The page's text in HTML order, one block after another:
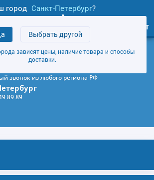
город Санкт-Петербург?
Выбрать другой
зависят цены, наличие товара и способы
доставки.
товаров
Личный кабинет
949 89 89
в Санкт-Петербурге (Карта)
звонок из любого региона РФ
89 89